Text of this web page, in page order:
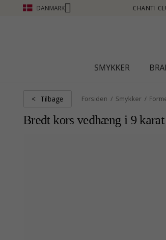
DANMARK
POINT SE MERE - KLIK HER
SMYKKER
< Tilbage Forsiden Smykker
Bredt kors vedhæng i 9